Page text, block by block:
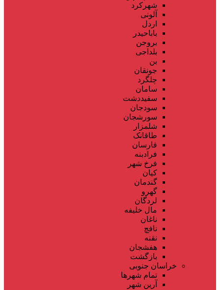
شهرکرد
آلونی
اردل
باباحیدر
بروجن
بلداجی
بن
جونقان
چلگرد
سامان
سفیددشت
سودجان
سورشجان
شلمزار
طاقانک
فارسان
فرادبنه
فرخ شهر
کیان
گندمان
گهرو
لردگان
مال خلیفه
ناغان
نافچ
نقنه
هفشجان
بازگشت
خراسان جنوبی
تمام شهر‌ها
آرین شهر